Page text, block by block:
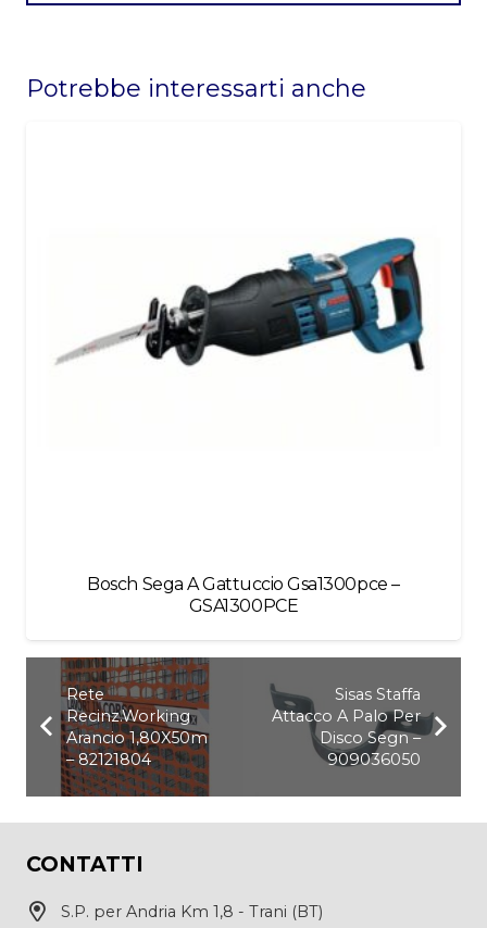
should
Potrebbe interessarti anche
Bosch Sega A Gattuccio Gsa1300pce –
GSA1300PCE
Rete
Recinz.Working
Arancio 1,80X50m
– 82121804
Sisas Staffa
Attacco A Palo Per
Disco Segn –
909036050
CONTATTI
S.P. per Andria Km 1,8 - Trani (BT)